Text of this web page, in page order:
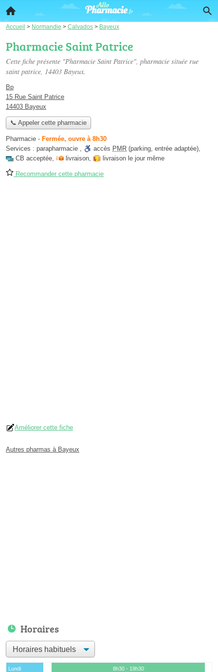
Accueil > Normandie > Calvados > Bayeux
Pharmacie Saint Patrice
Cette fiche présente "Pharmacie Saint Patrice", pharmacie située rue
saint patrice, 14403 Bayeux.
Bp
15 Rue Saint Patrice
14403 Bayeux
📞 Appeler cette pharmacie
Pharmacie - Fermée, ouvre à 8h30
Services : parapharmacie , accès PMR (parking, entrée adaptée),
CB acceptée, livraison, livraison le jour même
Recommander cette pharmacie
Améliorer cette fiche
Autres pharmas à Bayeux
Horaires
Lundi
8h30 - 19h30